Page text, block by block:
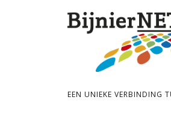
EEN UNIEKE VERBINDING